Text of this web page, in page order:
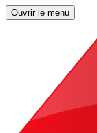
Ouvrir le menu